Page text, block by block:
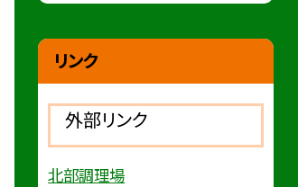
リンク
外部リンク
北部調理場